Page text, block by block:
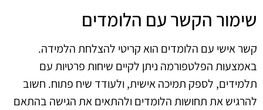
שימור הקשר עם הלומדים
קשר אישי עם הלומדים הוא קריטי להצלחת הלמידה.
באמצעות הפלטפורמה ניתן לקיים שיחות פרטיות עם
תלמידים, לספק תמיכה אישית, ולעודד שיח פתוח. חשוב
להרגיש את תחושות הלומדים ולהתאים את הגישה בהתאם